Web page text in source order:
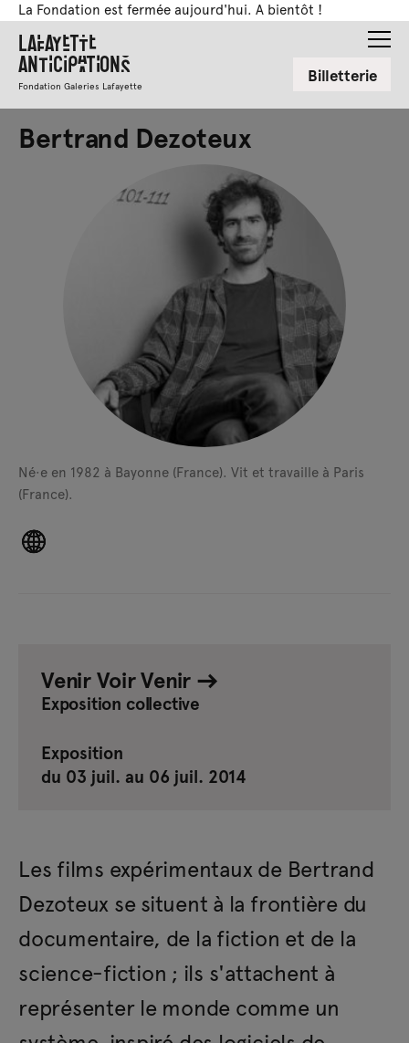
La Fondation est fermée aujourd'hui. A bientôt !
Lafayette
Anticipations
Fondation Galeries Lafayette Billetterie
Bertrand Dezoteux
Né·e en 1982 à Bayonne (France). Vit et travaille à Paris
(France).
Venir Voir Venir
Exposition collective
Exposition
du 03 juil. au 06 juil. 2014
Les films expérimentaux de Bertrand
Dezoteux se situent à la frontière du
documentaire, de la fiction et de la
science-fiction ; ils s'attachent à
représenter le monde comme un